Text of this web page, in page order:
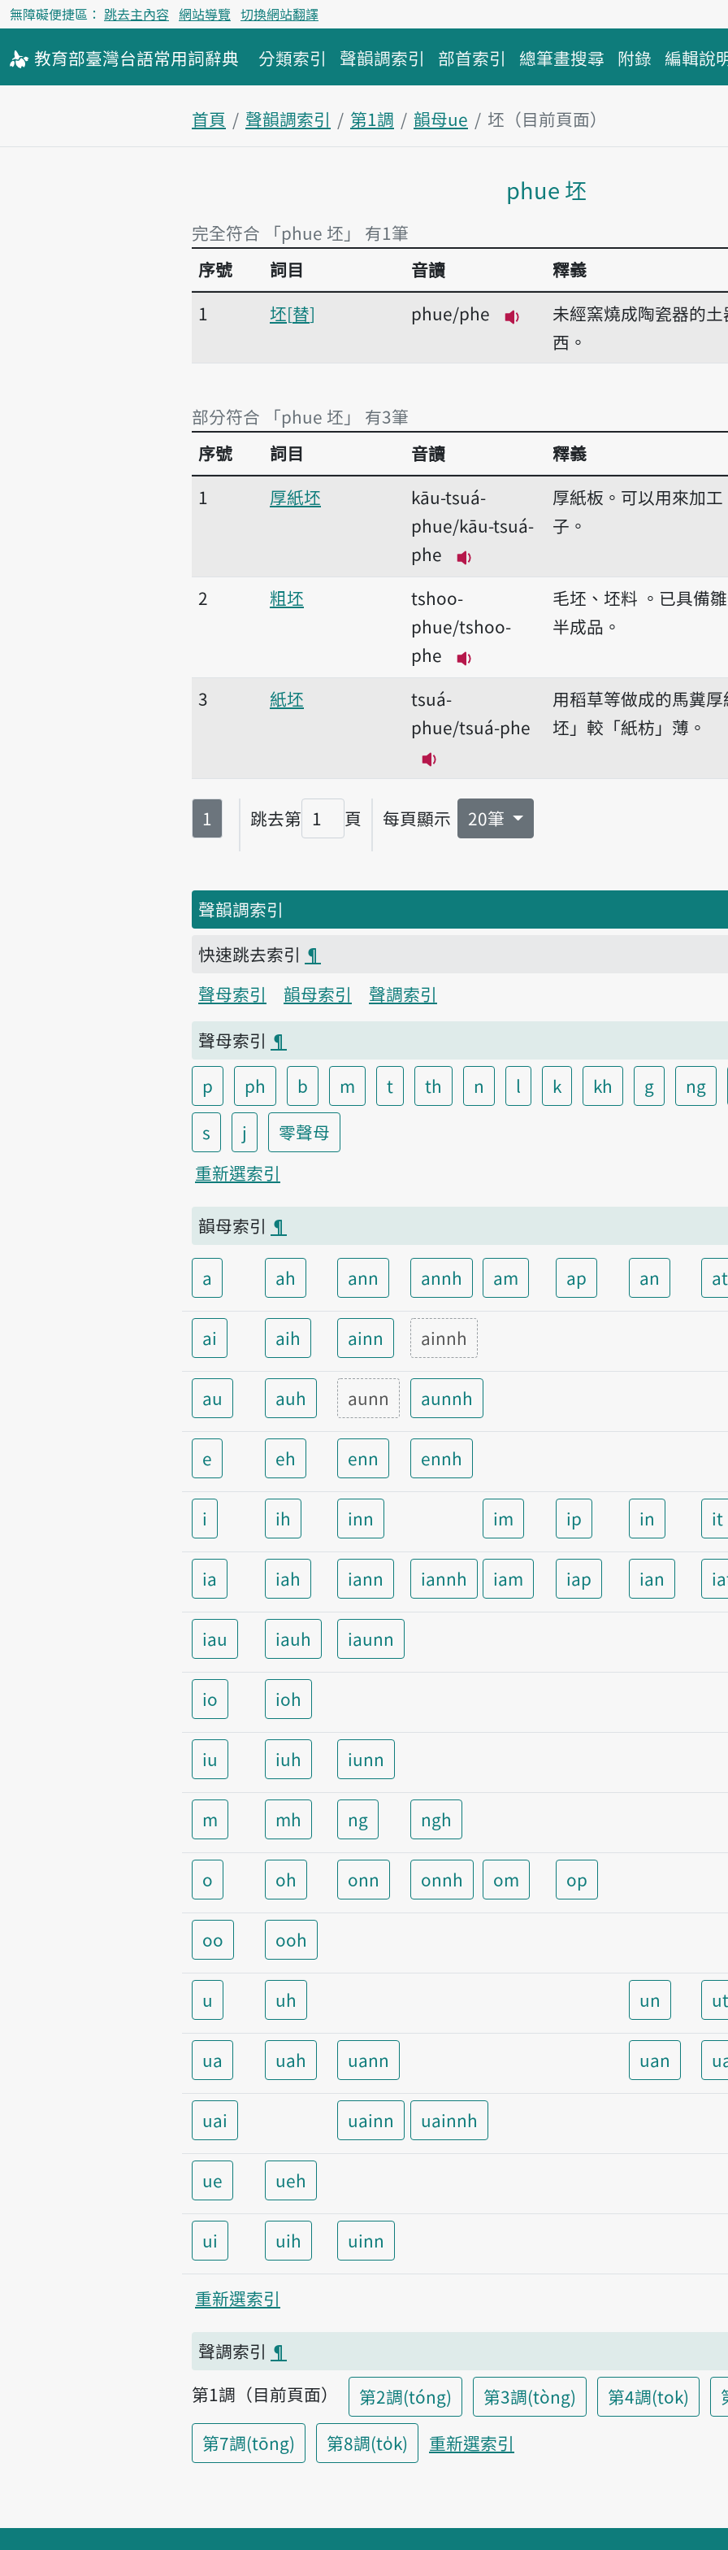
無障礙便捷區： 跳去主內容 網站導覽 切換網站翻譯
教育部臺灣台語常用詞辭典 分類索引 聲韻調索引 部首索引 總筆畫搜尋 附錄 編輯說
首頁 聲韻調索引 第1調 韻母ue
坯（目前頁面）
phue 坯
完全符合 「phue 坯」 有1筆
完全符合 「phue 坯」 有1筆
序號 詞目 音讀
釋義
1
坯 替
phue/phe
播放音讀phue/phe
未經窯燒成陶瓷器的
西。
部分符合 「phue 坯」 有3筆
部分符合 「phue 坯」 有3筆
序號 詞目 音讀
釋義
1
厚紙坯
kāu-tsuá-
phue/kāu-tsuá-
phe
播放音讀kāu-tsuá-phue/kāu-
厚紙板。可以用來加
子。
2 粗坯
tshoo-
phue/tshoo-
phe
播放音讀tshoo-phue/tshoo-phe
毛坯、坯料 。已具備
半成品。
3 紙坯
tsuá-
phue/tsuá-phe
播放音讀tsuá-phue/tsuá-phe
用稻草等做成的馬糞
坯」較「紙枋」薄。
第
1 跳去第
頁碼
頁 每頁顯示 20筆
聲韻調索引
快速跳去索引 ¶
聲母索引
韻母索引
聲調索引
聲母索引 ¶
p
ph b m t th n l k kh g ng
s
j
零聲母
重新選索引
韻母索引 ¶
a ah ann annh am ap an at
ai aih ainn ainnh
au auh aunn aunnh
e eh enn ennh
i ih inn im ip in it
ia iah iann iannh iam iap ian
iau iauh iaunn
io ioh
iu iuh iunn
m mh ng ngh
o oh onn onnh om op
oo ooh
u uh un ut
ua uah uann uan
uai uainn uainnh
ue ueh
ui uih uinn
重新選索引
聲調索引 ¶
第1調（目前頁面）
第2調(tóng) 第3調(tòng) 第4調(tok)
第7調(tōng)
第8調(to̍k) 重新選索引